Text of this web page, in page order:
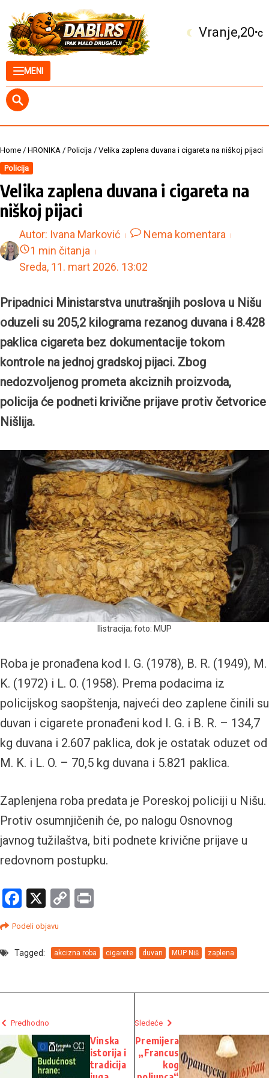
MENI
Kuršumlija 20°C
Home / HRONIKA / Policija / Velika zaplena duvana i cigareta na niškoj pijaci
Policija
Velika zaplena duvana i cigareta na
niškoj pijaci
Autor: Ivana Marković
Nema komentara
1 min čitanja
Sreda, 11. mart 2026. 13:02
Pripadnici Ministarstva unutrašnjih poslova u Nišu
oduzeli su 205,2 kilograma rezanog duvana i 8.428
paklica cigareta bez dokumentacije tokom
kontrole na jednoj gradskoj pijaci. Zbog
nedozvoljenog prometa akciznih proizvoda,
policija će podneti krivične prijave protiv četvorice
Nišlija.
Ilistracija; foto: MUP
Roba je pronađena kod I. G. (1978), B. R. (1949), M.
K. (1972) i L. O. (1958). Prema podacima iz
policijskog saopštenja, najveći deo zaplene činili su
duvan i cigarete pronađeni kod I. G. i B. R. – 134,7
kg duvana i 2.607 paklica, dok je ostatak oduzet od
M. K. i L. O. – 70,5 kg duvana i 5.821 paklica.
Zaplenjena roba predata je Poreskoj policiji u Nišu.
Protiv osumnjičenih će, po nalogu Osnovnog
javnog tužilaštva, biti podnete krivične prijave u
redovnom postupku.
Facebook
X
Copy
Podeli objavu
Tagged: akcizna roba cigarete duvan MUP Niš zaplena
Predhodno
Vinska
istorija i
tradicija
Sledeće
Premijera
„Francus
kog